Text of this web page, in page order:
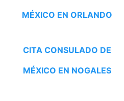
MÉXICO EN ORLANDO
CITA CONSULADO DE
MÉXICO EN NOGALES